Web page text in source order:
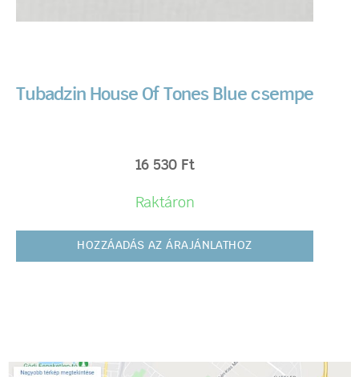
Tubadzin House Of Tones Blue csempe
16 530 Ft
Raktáron
HOZZÁADÁS AZ ÁRAJÁNLATHOZ